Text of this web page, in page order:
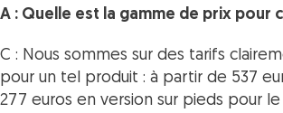
A : Quelle est la gamme de prix pour
C : Nous sommes sur des tarifs
pour un tel produit : à partir de 537
277 euros en version sur pieds pour